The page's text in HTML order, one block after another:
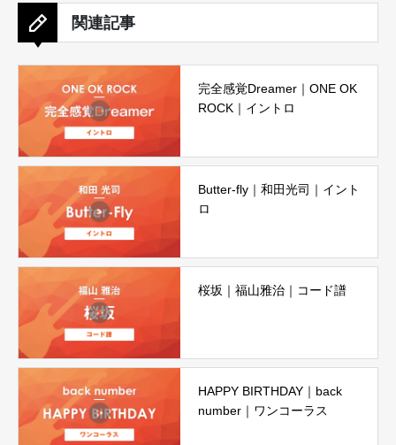
関連記事
完全感覚Dreamer｜ONE OK
ROCK｜イントロ
Butter-fly｜和田光司｜イント
ロ
桜坂｜福山雅治｜コード譜
HAPPY BIRTHDAY｜back
number｜ワンコーラス